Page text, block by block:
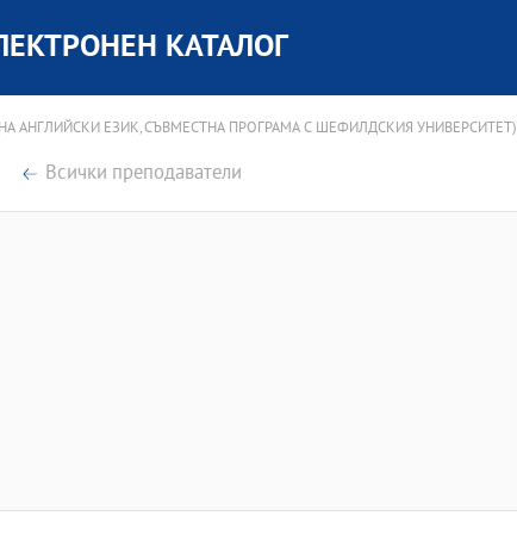
КАТАЛОГ
АНГЛИЙСКИ ЕЗИК, СЪВМЕСТНА ПРОГРАМА С ШЕФИЛДСКИЯ УНИВЕРСИТЕТ)
Всички преподаватели